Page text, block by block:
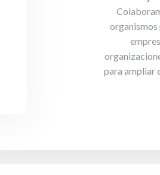
para ampliar